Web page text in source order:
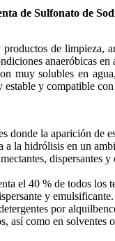
de Sulfonato de
de
anaeróbicas en
muy solubles en
y compatible
donde la aparición de
a la hidrólisis en un
dispersantes y
el 40 % de todos los
y emulsificante.
por
así como en solventes